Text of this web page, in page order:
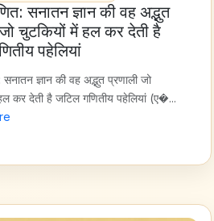
सनातन ज्ञान की वह अद्भुत
चुटकियों में हल कर देती है
पहेलियां
ज्ञान की वह अद्भुत प्रणाली जो
कर देती है जटिल गणितीय पहेलियां (ए�...